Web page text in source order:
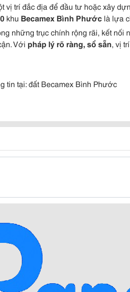
vị trí đắc địa để đầu tư hoặc xây
khu Becamex Bình Phước là lựa
những trục chính rộng rãi, kết nối
Với pháp lý rõ ràng, sổ sẵn, vị
tin tại:đất Becamex Bình Phước